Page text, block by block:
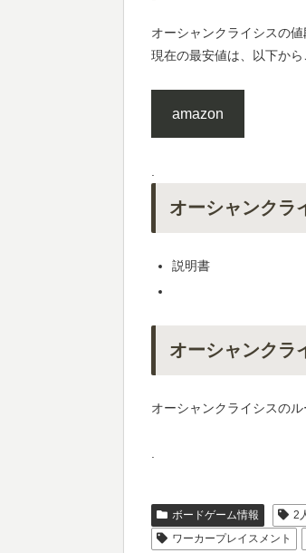
オーシャンクライシスの値
現在の最安値は、以下から
amazon
.
オーシャンクラ
説明書
オーシャンクラ
オーシャンクライシスの
.
ボードゲーム情報 2
ワーカープレイスメント